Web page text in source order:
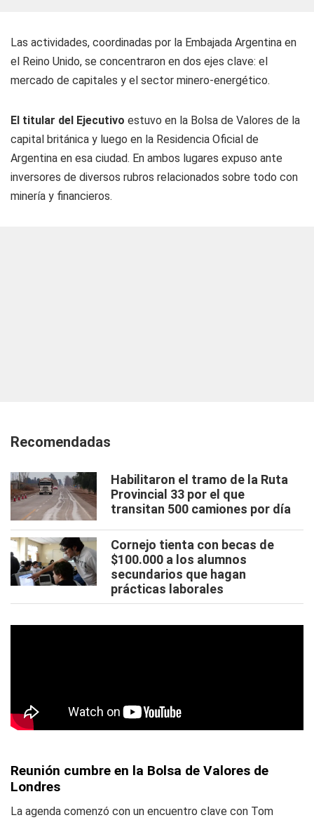
Las actividades, coordinadas por la Embajada Argentina en
el Reino Unido, se concentraron en dos ejes clave: el
mercado de capitales y el sector minero-energético.
El titular del Ejecutivo estuvo en la Bolsa de Valores de la
capital británica y luego en la Residencia Oficial de
Argentina en esa ciudad. En ambos lugares expuso ante
inversores de diversos rubros relacionados sobre todo con
minería y financieros.
Recomendadas
Habilitaron el tramo de la Ruta
Provincial 33 por el que
transitan 500 camiones por día
Cornejo tienta con becas de
$100.000 a los alumnos
secundarios que hagan
prácticas laborales
Reunión cumbre en la Bolsa de Valores de
Londres
La agenda comenzó con un encuentro clave con Tom